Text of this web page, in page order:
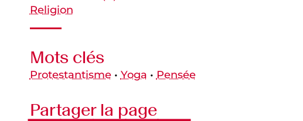
Religion
Mots clés
Protestantisme• Yoga • Pensée
Partager la page